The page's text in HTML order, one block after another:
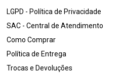
LGPD - Política de Privacidade
SAC - Central de Atendimento
Como Comprar
Política de Entrega
Trocas e Devoluções